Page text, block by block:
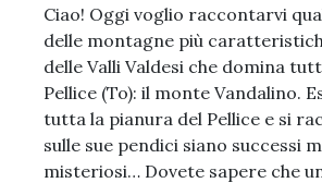
Ciao! Oggi voglio raccontarvi
delle montagne più
delle Valli Valdesi che domina
Pellice (To): il monte Vandalino.
tutta la pianura del Pellice e si
sulle sue pendici siano successi
misteriosi… Dovete sapere che